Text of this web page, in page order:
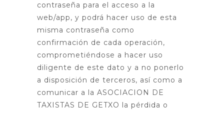
contraseña para el acceso a la
web/app, y podrá hacer uso de esta
misma contraseña como
confirmación de cada operación,
comprometiéndose a hacer uso
diligente de este dato y a no ponerlo
a disposición de terceros, así como a
comunicar a la ASOCIACION DE
TAXISTAS DE GETXO la pérdida o